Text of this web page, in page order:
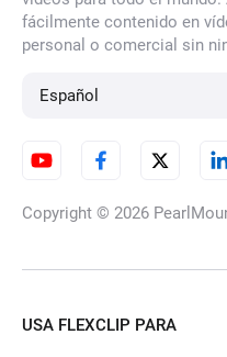
fácilmente contenido en
personal o comercial sin
Español
Copyright © 2026
USA FLEXCLIP PARA